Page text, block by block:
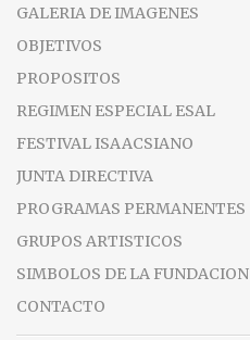
GALERIA DE IMAGENES
OBJETIVOS
PROPOSITOS
REGIMEN ESPECIAL ESAL
FESTIVAL ISAACSIANO
JUNTA DIRECTIVA
PROGRAMAS PERMANENTES
GRUPOS ARTISTICOS
SIMBOLOS DE LA FUNDACION
CONTACTO